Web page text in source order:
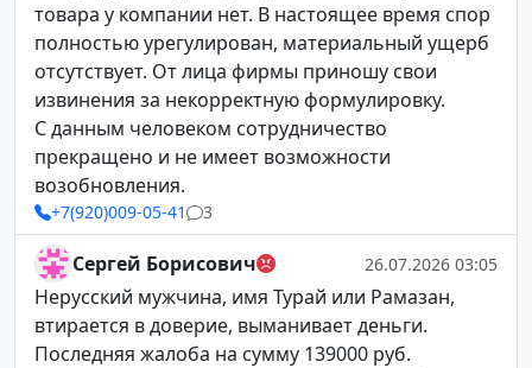
товара у компании нет. В настоящее время спор
полностью урегулирован, материальный ущерб
отсутствует. От лица фирмы приношу свои
извинения за некорректную формулировку.
С данным человеком сотрудничество
прекращено и не имеет возможности
возобновления.
+7(920)009-05-41 3
Сергей Борисович 26.07.2026 03:05
Нерусский мужчина, имя Турай или Рамазан,
втирается в доверие, выманивает деньги.
Последняя жалоба на сумму 139000 руб.